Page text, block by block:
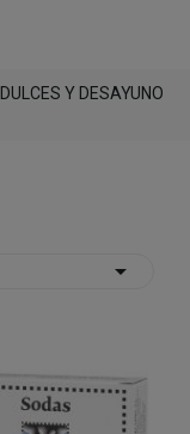
DULCES Y DESAYUNO
